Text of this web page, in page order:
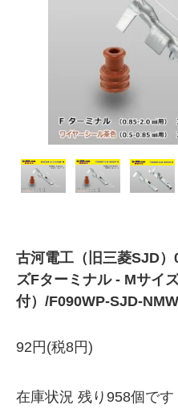
古河電工（旧三菱SJD
ズFターミナル - Mサイ
付）/F090WP-SJD-
92円(税8円)
在庫状況 残り958個です